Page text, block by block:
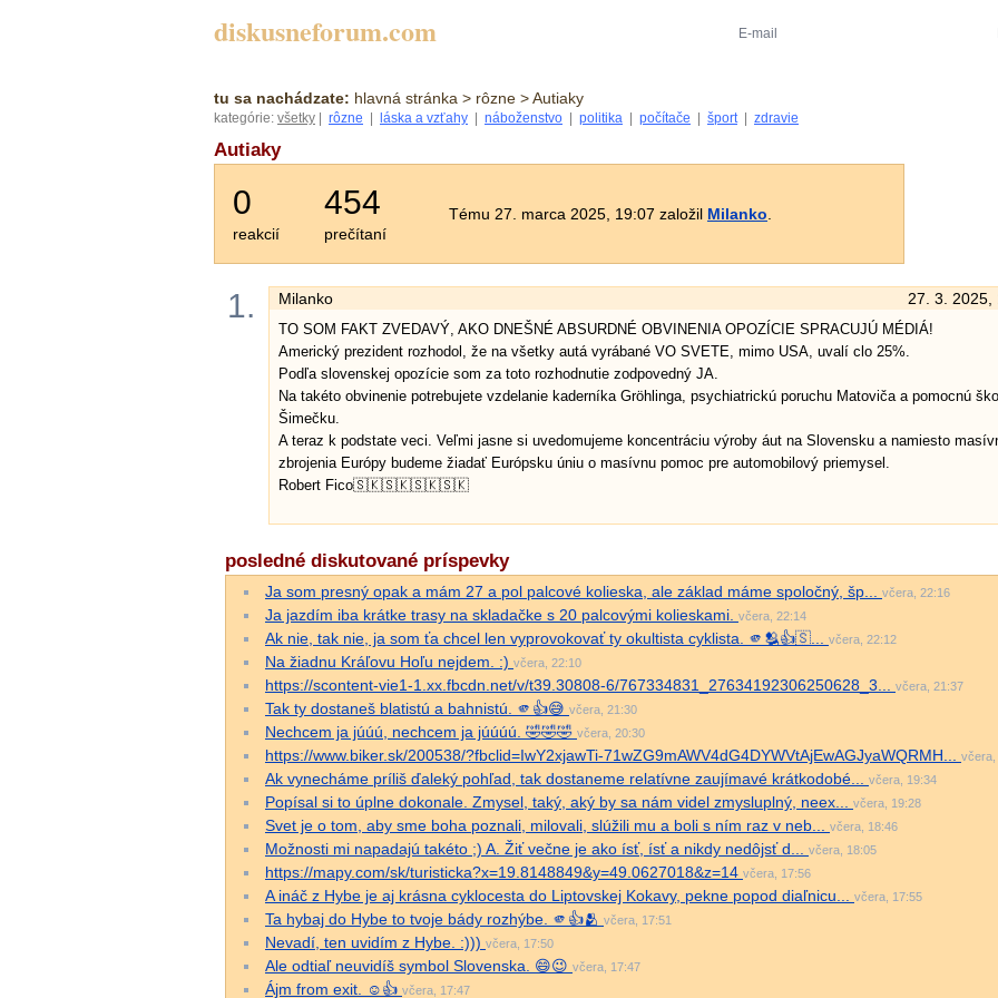
diskusneforum.com
tu sa nachádzate: hlavná stránka > rôzne > Autiaky
kategórie: všetky rôzne láska a vzťahy náboženstvo politika počítače šport| zdravie
Autiaky
0
reakcií
454
prečítaní
Tému 27. marca 2025, 19:07 založil Milanko
1. Milanko 27. 3. 2025,
TO SOM FAKT ZVEDAVÝ, AKO DNEŠNÉ ABSURDNÉ OBVINENIA OPOZÍCIE SPRACUJÚ MÉDIÁ!
Americký prezident rozhodol, že na všetky autá vyrábané VO SVETE, mimo USA, uvalí clo 25%.
Podľa slovenskej opozície som za toto rozhodnutie zodpovedný JA.
Na takéto obvinenie potrebujete vzdelanie kaderníka Gröhlinga, psychiatrickú poruchu Matoviča a pomocnú
Šimečku.
A teraz k podstate veci. Veľmi jasne si uvedomujeme koncentráciu výroby áut na Slovensku a namiesto
zbrojenia Európy budeme žiadať Európsku úniu o masívnu pomoc pre automobilový priemysel.
Robert Fico🇸🇰🇸🇰🇸🇰🇸🇰
posledné diskutované príspevky
Ja som presný opak a mám 27 a pol palcové kolieska, ale základ máme spoločný, šp... včera, 22:16
Ja jazdím iba krátke trasy na skladačke s 20 palcovými kolieskami. včera, 22:14
Ak nie, tak nie, ja som ťa chcel len vyprovokovať ty okultista cyklista. 🫵🫂👍🇸... včera, 22:12
Na žiadnu Kráľovu Hoľu nejdem. :) včera, 22:10
https://scontent-vie1-1.xx.fbcdn.net/v/t39.30808-6/767334831_27634192306250628_3... včera, 21:37
Tak ty dostaneš blatistú a bahnistú. 🫵👍😅 včera, 21:30
Nechcem ja júúú, nechcem ja júúúú. 🤣🤣🤣 včera, 20:30
https://www.biker.sk/200538/?fbclid=IwY2xjawTi-71wZG9mAWV4dG4DYWVtAjEwAGJyaWQRMH... včera,
Ak vynecháme príliš ďaleký pohľad, tak dostaneme relatívne zaujímavé krátkodobé... včera, 19:34
Popísal si to úplne dokonale. Zmysel, taký, aký by sa nám videl zmysluplný, neex... včera, 19:28
Svet je o tom, aby sme boha poznali, milovali, slúžili mu a boli s ním raz v neb... včera, 18:46
Možnosti mi napadajú takéto ;) A. Žiť večne je ako ísť, ísť a nikdy nedôjsť d... včera, 18:05
https://mapy.com/sk/turisticka?x=19.8148849&y=49.0627018&z=14 včera, 17:56
A ináč z Hybe je aj krásna cyklocesta do Liptovskej Kokavy, pekne popod diaľnicu... včera, 17:55
Ta hybaj do Hybe to tvoje bády rozhýbe. 🫵👍🫂 včera, 17:51
Nevadí, ten uvidím z Hybe. :))) včera, 17:50
Ale odtiaľ neuvidíš symbol Slovenska. 😄😉 včera, 17:47
Ájm from exit. ☺️👍 včera, 17:47